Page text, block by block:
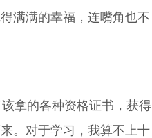
满满的幸福，连嘴角也不
拿的各种资格证书，获得
。对于学习，我算不上十